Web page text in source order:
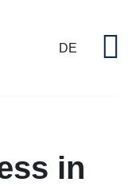
DE
in